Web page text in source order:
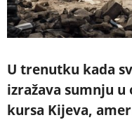
U trenutku kada
izražava sumnju u
kursa Kijeva,